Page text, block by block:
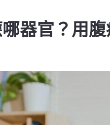
器官？用